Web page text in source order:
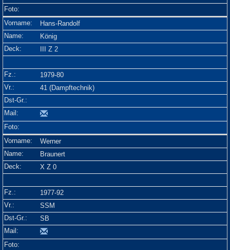
Hans-Randolf
König
III Z 2
1979-80
41 (Dampftechnik)
Werner
Braunert
X Z 0
1977-92
SSM
SB